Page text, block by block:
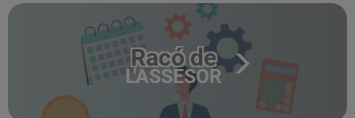
Racó de
L'ASSESOR